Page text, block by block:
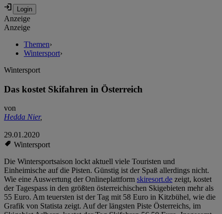
Anzeige
Anzeige
Themen›
Wintersport›
Wintersport
Das kostet Skifahren in Österreich
von
Hedda Nier,
29.01.2020
Wintersport
Die Wintersportsaison lockt aktuell viele Touristen und
Einheimische auf die Pisten. Günstig ist der Spaß allerdings nicht.
Wie eine Auswertung der Onlineplattform skiresort.de zeigt, kostet
der Tagespass in den größten österreichischen Skigebieten mehr als
55 Euro. Am teuersten ist der Tag mit 58 Euro in Kitzbühel, wie die
Grafik von Statista zeigt. Auf der längsten Piste Österreichs, im